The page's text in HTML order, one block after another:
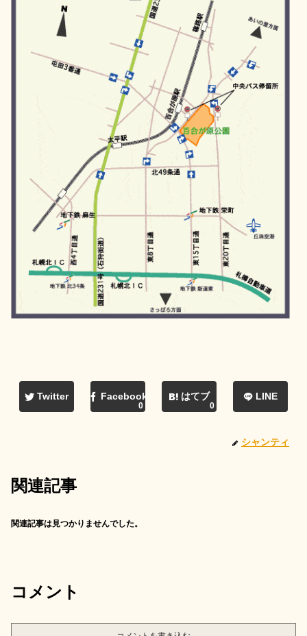
Twitter Facebook
0
はてブ
0
LINE
シャンティ
関連記事
関連記事は見つかりませんでした。
コメント